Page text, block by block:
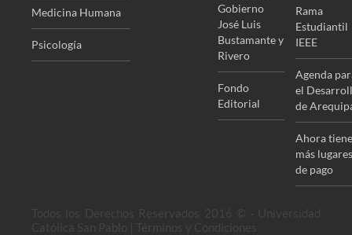
Medicina Humana
Psicología
Gobierno
José Luis
Bustamante y
Rivero
Fondo
Editorial
Rama
Estudiantil
IEEE
Agenda
el
de
Ahora
más lugares
de pago